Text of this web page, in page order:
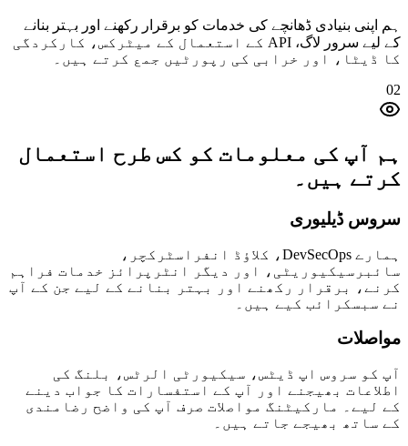
ہم اپنی بنیادی ڈھانچے کی خدمات کو برقرار رکھنے اور بہتر بنانے
کے لیے سرور لاگ، API کے استعمال کے میٹرکس، کارکردگی
کا ڈیٹا، اور خرابی کی رپورٹیں جمع کرتے ہیں۔
02
ہم آپ کی معلومات کو کس طرح استعمال
کرتے ہیں۔
سروس ڈیلیوری
ہمارے DevSecOps، کلاؤڈ انفراسٹرکچر،
سائبرسیکیوریٹی، اور دیگر انٹرپرائز خدمات فراہم
کرنے، برقرار رکھنے اور بہتر بنانے کے لیے جن کے آپ
نے سبسکرائب کیے ہیں۔
مواصلات
آپ کو سروس اپ ڈیٹس، سیکیورٹی الرٹس، بلنگ کی
اطلاعات بھیجنے اور آپ کے استفسارات کا جواب دینے
کے لیے۔ مارکیٹنگ مواصلات صرف آپ کی واضح رضامندی
کے ساتھ بھیجے جاتے ہیں۔